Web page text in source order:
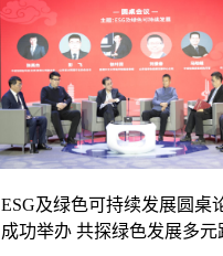
ESG及绿色可持续发展圆桌
成功举办 共探绿色发展多元